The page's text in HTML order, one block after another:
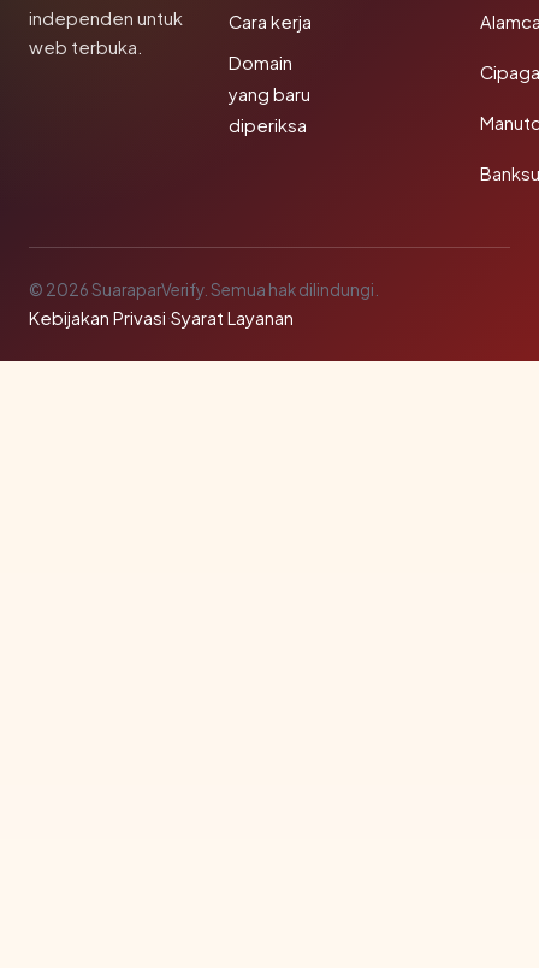
independen untuk
web terbuka.
Cara kerja
Domain
yang baru
diperiksa
© 2026 SuaraparVerify. Semua hak dilindungi.
Kebijakan Privasi·Syarat Layanan